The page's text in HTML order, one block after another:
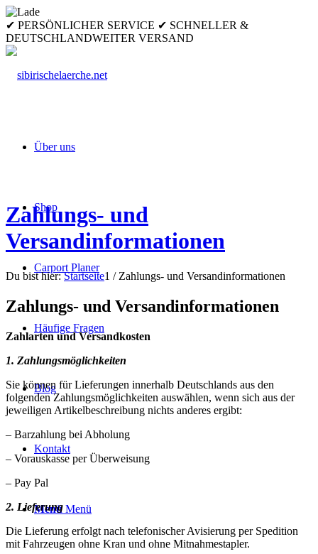
✔ PERSÖNLICHER SERVICE ✔ SCHNELLER &
DEUTSCHLANDWEITER VERSAND
Über uns
Shop
Carport Planer
Häufige Fragen
Blog
Kontakt
Menü Menü
Zahlungs- und
Versandinformationen
Du bist hier: Startseite1 / Zahlungs- und Versandinformationen
Zahlungs- und Versandinformationen
Zahlarten und Versandkosten
1. Zahlungsmöglichkeiten
Sie können für Lieferungen innerhalb Deutschlands aus den
folgenden Zahlungsmöglichkeiten auswählen, wenn sich aus der
jeweiligen Artikelbeschreibung nichts anderes ergibt:
– Barzahlung bei Abholung
– Vorauskasse per Überweisung
– Pay Pal
2. Lieferung
Die Lieferung erfolgt nach telefonischer Avisierung per Spedition
mit Fahrzeugen ohne Kran und ohne Mitnahmestapler.